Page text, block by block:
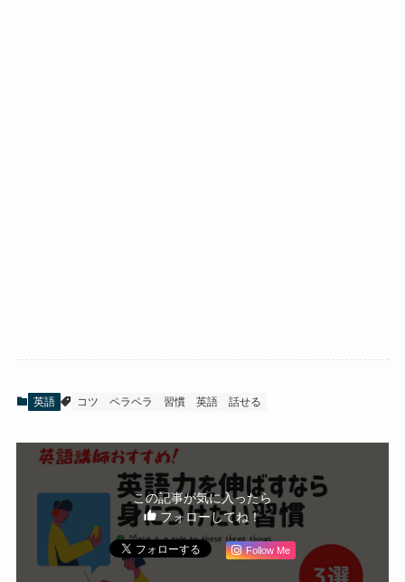
英語 コツ ペラペラ 習慣 英語 話せる
この記事が気に入ったら
フォローしてね！
Follow Me